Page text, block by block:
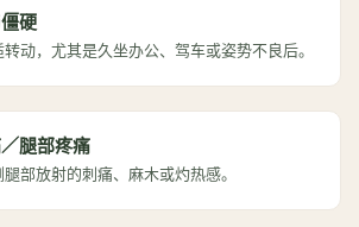
硬
动，尤其是久坐办公、驾车或姿势不良后。
腿部疼痛
部放射的刺痛、麻木或灼热感。